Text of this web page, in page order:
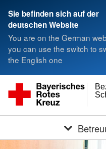
Sie befinden sich auf der
deutschen Website
You are on the German
you can use the switch to
the English one